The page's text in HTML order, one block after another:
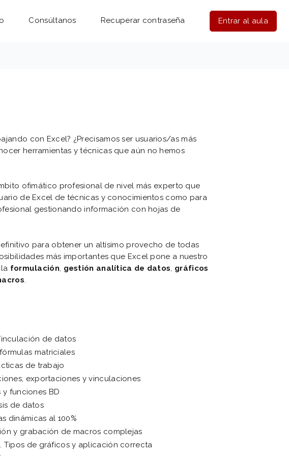
Consúltanos Recuperar contraseña Entrar al aula
con Excel? ¿Precisamos ser usuarios/as más
herramientas y técnicas que aún no hemos
ofimático profesional de nivel más experto que
de Excel de técnicas y conocimientos como para
gestionando información con hojas de
para obtener un altísimo provecho de todas
más importantes que Excel pone a nuestro
formulación, gestión analítica de datos, gráficos
.
de datos
matriciales
de trabajo
exportaciones y vinculaciones
y funciones BD
de datos
dinámicas al 100%
y grabación de macros complejas
Tipos de gráficos y aplicación correcta